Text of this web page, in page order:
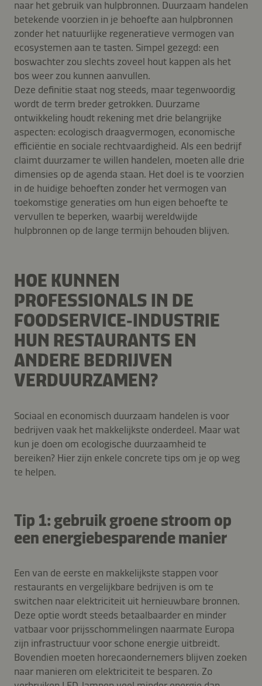
naar het gebruik van hulpbronnen. Duurzaam handelen
betekende voorzien in je behoefte aan hulpbronnen
zonder het natuurlijke regeneratieve vermogen van
ecosystemen aan te tasten. Simpel gezegd: een
boswachter zou slechts zoveel hout kappen als het
bos weer zou kunnen aanvullen.
Deze definitie staat nog steeds, maar tegenwoordig
wordt de term breder getrokken. Duurzame
ontwikkeling houdt rekening met drie belangrijke
aspecten: ecologisch draagvermogen, economische
efficiëntie en sociale rechtvaardigheid. Als een bedrijf
claimt duurzamer te willen handelen, moeten alle drie
dimensies op de agenda staan. Het doel is te voorzien
in de huidige behoeften zonder het vermogen van
toekomstige generaties om hun eigen behoefte te
vervullen te beperken, waarbij wereldwijde
hulpbronnen op de lange termijn behouden blijven.
HOE KUNNEN
PROFESSIONALS IN DE
FOODSERVICE‑INDUSTRIE
HUN RESTAURANTS EN
ANDERE BEDRIJVEN
VERDUURZAMEN?
Sociaal en economisch duurzaam handelen is voor
bedrijven vaak het makkelijkste onderdeel. Maar wat
kun je doen om ecologische duurzaamheid te
bereiken? Hier zijn enkele concrete tips om je op weg
te helpen.
Tip 1: gebruik groene stroom op
een energiebesparende manier
Een van de eerste en makkelijkste stappen voor
restaurants en vergelijkbare bedrijven is om te
switchen naar elektriciteit uit hernieuwbare bronnen.
Deze optie wordt steeds betaalbaarder en minder
vatbaar voor prijsschommelingen naarmate Europa
zijn infrastructuur voor schone energie uitbreidt.
Bovendien moeten horecaondernemers blijven zoeken
naar manieren om elektriciteit te besparen. Zo